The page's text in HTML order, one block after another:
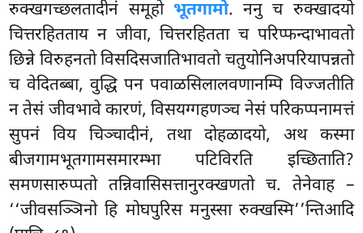
रुक्खगच्छलतादीनं समूहो भूतगामो. ननु च रुक्खादयो
चित्तरहितताय न जीवा, चित्तरहितता च परिप्फन्दाभावतो
छिन्ने विरुहनतो विसदिसजातिभावतो चतुयोनिअपरियापन्नतो
च वेदितब्बा, वुद्धि पन पवाळसिलालवणानम्पि विज्जतीति
न तेसं जीवभावे कारणं, विसयग्गहणञ्च नेसं परिकप्पनामत्तं
सुपनं विय चिञ्चादीनं, तथा दोहळादयो, अथ कस्मा
बीजगामभूतगामसमारम्भा पटिविरति इच्छिताति?
समणसारुप्पतो तन्निवासिसत्तानुरक्खणतो च. तेनेवाह –
‘‘जीवसञ्ञिनो हि मोघपुरिस मनुस्सा रुक्खस्मि’’न्तिआदि